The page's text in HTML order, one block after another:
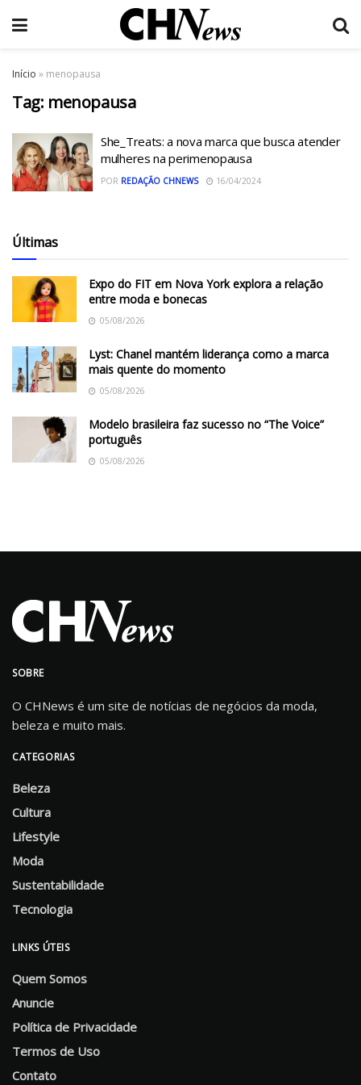
Início » menopausa
Tag: menopausa
She_Treats: a nova marca que busca atender
mulheres na perimenopausa
POR REDAÇÃO CHNEWS 16/04/2024
Últimas
Expo do FIT em Nova York explora a relação
entre moda e bonecas
05/08/2026
Lyst: Chanel mantém liderança como a marca
mais quente do momento
05/08/2026
Modelo brasileira faz sucesso no “The Voice”
português
05/08/2026
SOBRE
O CHNews é um site de notícias de negócios da moda,
beleza e muito mais.
CATEGORIAS
Beleza
Cultura
Lifestyle
Moda
Sustentabilidade
Tecnologia
LINKS ÚTEIS
Quem Somos
Anuncie
Política de Privacidade
Termos de Uso
Contato